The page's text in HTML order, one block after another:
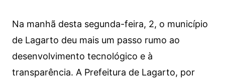
Na manhã desta segunda-feira, 2, o município
de Lagarto deu mais um passo rumo ao
desenvolvimento tecnológico e à
transparência. A Prefeitura de Lagarto, por